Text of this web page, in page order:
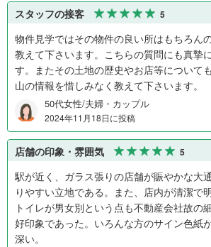
スタッフの接客 5
物件見学ではその物件の良い所はもちろん
教えて下さいます。こちらの質問にも真摯
す。またその土地の歴史やお店等について
山の情報を惜しみなく教えて下さいます。
50代女性/夫婦・カップル
2024年11月18日に投稿
店舗の印象・雰囲気 5
駅が近く、ガラス張りの店舗が賑やかな大
りやすい立地である。また、店内が清潔で
トイレが男女別という点も不動産会社故の
好印象であった。いろんな方のサイン色紙
深い。